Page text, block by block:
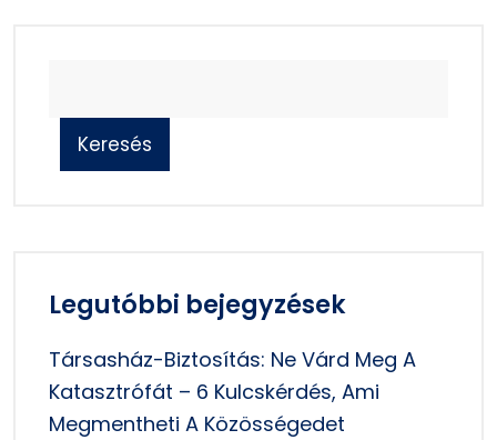
Keresés
Legutóbbi bejegyzések
Társasház-Biztosítás: Ne Várd Meg A
Katasztrófát – 6 Kulcskérdés, Ami
Megmentheti A Közösségedet